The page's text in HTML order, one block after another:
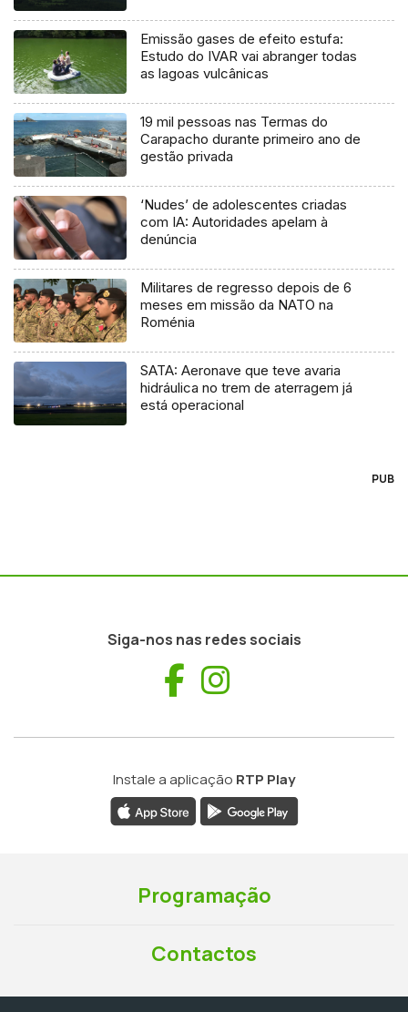
Emissão gases de efeito estufa:
Estudo do IVAR vai abranger todas
as lagoas vulcânicas
19 mil pessoas nas Termas do
Carapacho durante primeiro ano de
gestão privada
‘Nudes’ de adolescentes criadas
com IA: Autoridades apelam à
denúncia
Militares de regresso depois de 6
meses em missão da NATO na
Roménia
SATA: Aeronave que teve avaria
hidráulica no trem de aterragem já
está operacional
PUB
Siga-nos nas redes sociais
Facebook
Instale a aplicação RTP Play
Programação
Contactos